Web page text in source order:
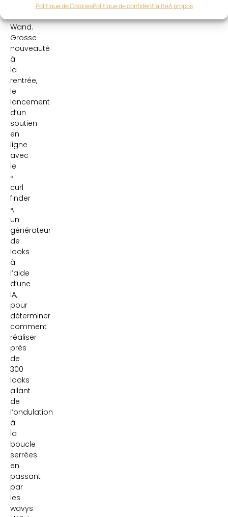
Politique de CookiesPolitique de confidentialitéA propos
nouveau
Max
Wand.
Grosse
nouveauté
à
la
rentrée,
le
lancement
d’un
soutien
en
ligne
avec
le
«
curl
finder
»,
un
générateur
de
looks
à
l’aide
d’une
IA,
pour
déterminer
comment
réaliser
près
de
300
looks
allant
de
l’ondulation
à
la
boucle
serrées
en
passant
par
les
wavys